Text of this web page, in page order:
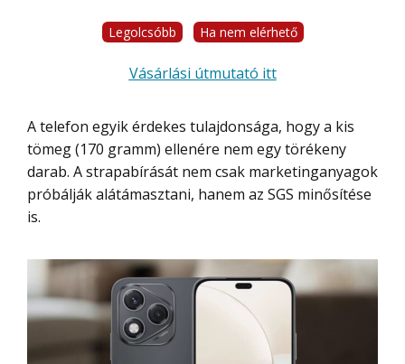
Legolcsóbb Ha nem elérhető
Vásárlási útmutató itt
A telefon egyik érdekes tulajdonsága, hogy a kis
tömeg (170 gramm) ellenére nem egy törékeny
darab. A strapabírását nem csak marketinganyagok
próbálják alátámasztani, hanem az SGS minősítése
is.